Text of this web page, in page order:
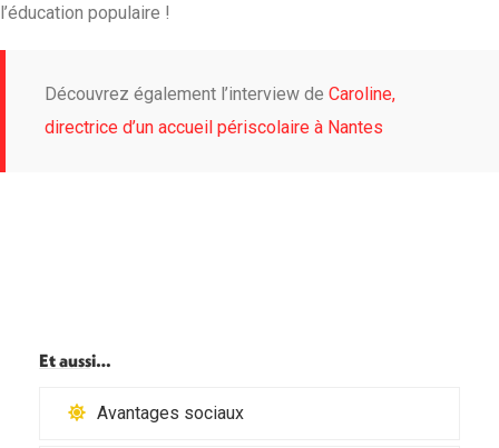
l’éducation populaire !
Découvrez également l’interview de Caroline,
directrice d’un accueil périscolaire à Nantes
Et aussi…
Avantages sociaux